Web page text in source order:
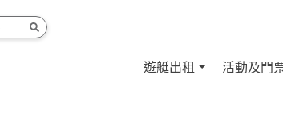
遊艇出租 活動及門